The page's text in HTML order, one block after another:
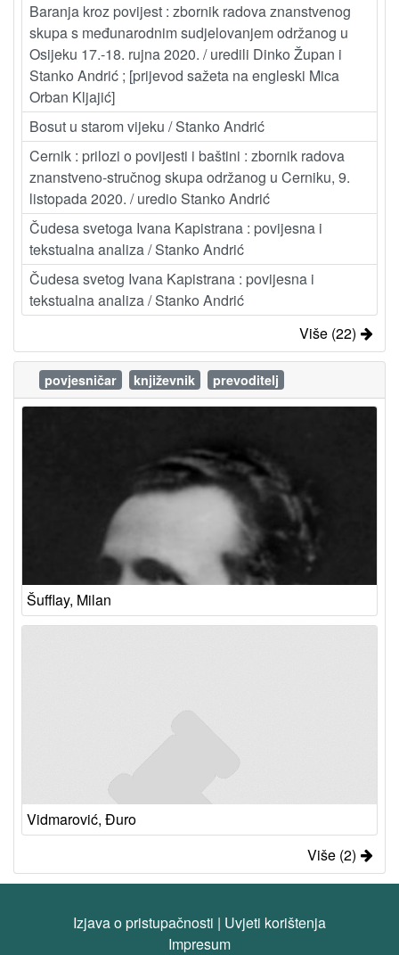
Baranja kroz povijest : zbornik radova znanstvenog
skupa s međunarodnim sudjelovanjem održanog u
Osijeku 17.-18. rujna 2020. / uredili Dinko Župan i
Stanko Andrić ; [prijevod sažeta na engleski Mica
Orban Kljajić]
Bosut u starom vijeku / Stanko Andrić
Cernik : prilozi o povijesti i baštini : zbornik radova
znanstveno-stručnog skupa održanog u Cerniku, 9.
listopada 2020. / uredio Stanko Andrić
Čudesa svetoga Ivana Kapistrana : povijesna i
tekstualna analiza / Stanko Andrić
Čudesa svetog Ivana Kapistrana : povijesna i
tekstualna analiza / Stanko Andrić
Više (22)
povjesničar književnik prevoditelj
Šufflay, Milan
Vidmarović, Đuro
Više (2)
Izjava o pristupačnosti | Uvjeti korištenja
Impresum